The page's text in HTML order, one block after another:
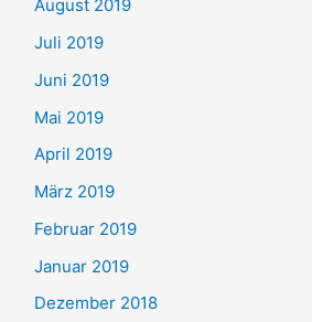
August 2019
Juli 2019
Juni 2019
Mai 2019
April 2019
März 2019
Februar 2019
Januar 2019
Dezember 2018